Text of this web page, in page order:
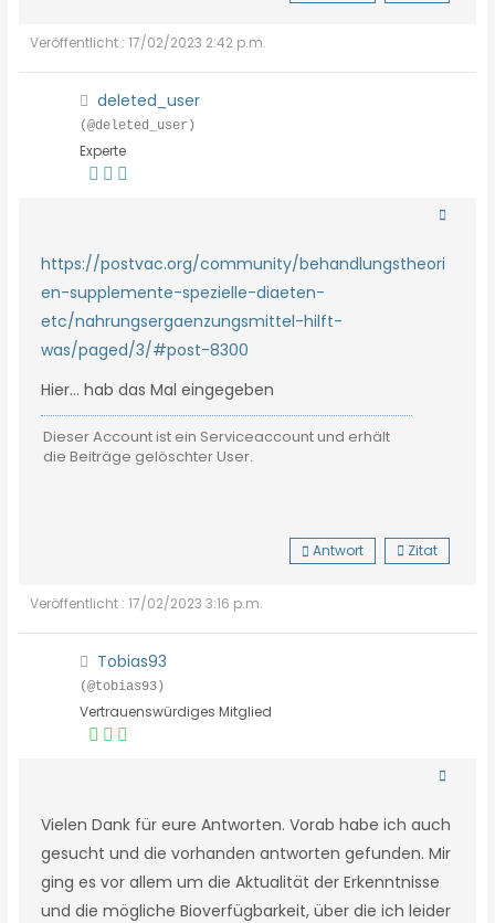
Veröffentlicht : 17/02/2023 2:42 p.m.
deleted_user
(@deleted_user)
Experte
https://postvac.org/community/behandlungstheori
en-supplemente-spezielle-diaeten-
etc/nahrungsergaenzungsmittel-hilft-
was/paged/3/#post-8300
Hier... hab das Mal eingegeben
Dieser Account ist ein Serviceaccount und erhält
die Beiträge gelöschter User.
Antwort Zitat
Veröffentlicht : 17/02/2023 3:16 p.m.
Tobias93
(@tobias93)
Vertrauenswürdiges Mitglied
Vielen Dank für eure Antworten. Vorab habe ich auch
gesucht und die vorhanden antworten gefunden. Mir
ging es vor allem um die Aktualität der Erkenntnisse
und die mögliche Bioverfügbarkeit, über die ich leider